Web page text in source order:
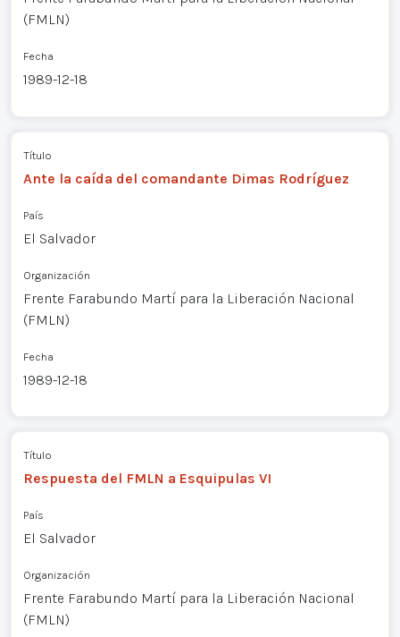
(FMLN)
Fecha
1989-12-18
Título
Ante la caída del comandante Dimas Rodríguez
País
El Salvador
Organización
Frente Farabundo Martí para la Liberación Nacional
(FMLN)
Fecha
1989-12-18
Título
Respuesta del FMLN a Esquipulas VI
País
El Salvador
Organización
Frente Farabundo Martí para la Liberación Nacional
(FMLN)